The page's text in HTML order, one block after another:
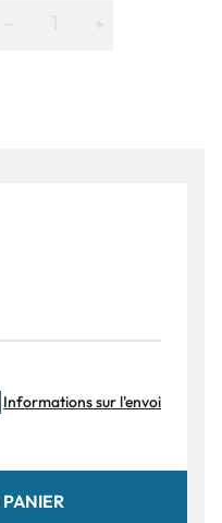
Informations sur l'envoi